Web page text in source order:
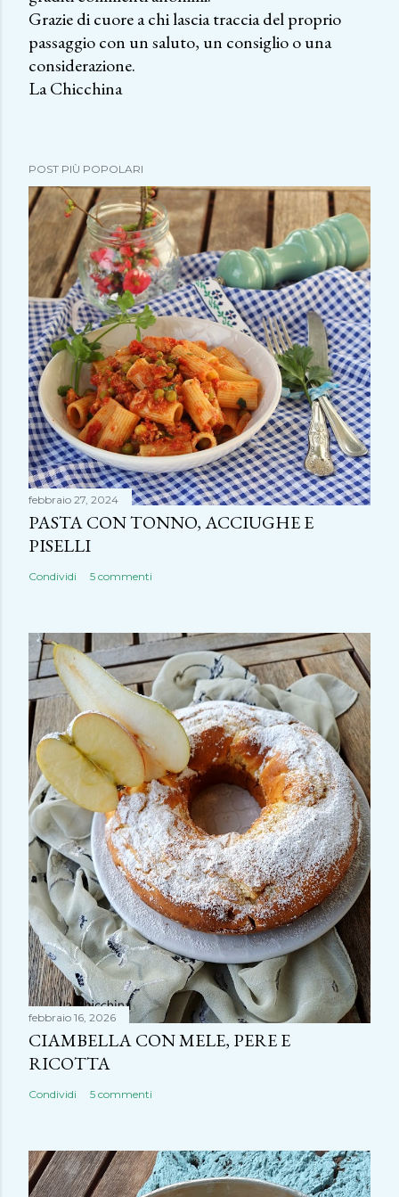
s
t
a
u
m
m
e
n
t
o
Grazie di cuore a chi lascia traccia del proprio
passaggio con un saluto, un consiglio o una
considerazione.
La Chicchina
POST PIÙ POPOLARI
febbraio 27, 2024
PASTA CON TONNO, ACCIUGHE E
PISELLI
Condividi 5 commenti
febbraio 16, 2026
CIAMBELLA CON MELE, PERE E
RICOTTA
Condividi 5 commenti